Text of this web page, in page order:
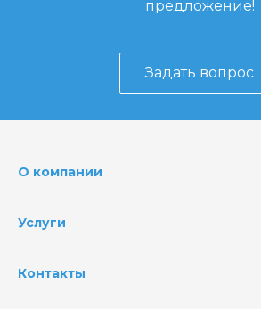
предложение!
Задать вопрос
О компании
Услуги
Контакты